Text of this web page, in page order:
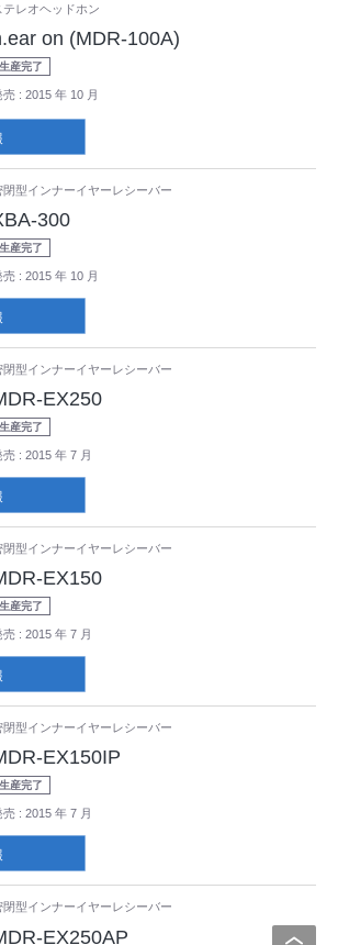
テレオヘッドホン
on (MDR-100A)
生産完了
売 : 2015 年 10 月
閉型インナーイヤーレシーバー
300
生産完了
売 : 2015 年 10 月
閉型インナーイヤーレシーバー
EX250
生産完了
売 : 2015 年 7 月
閉型インナーイヤーレシーバー
EX150
生産完了
売 : 2015 年 7 月
閉型インナーイヤーレシーバー
EX150IP
生産完了
売 : 2015 年 7 月
閉型インナーイヤーレシーバー
EX250AP